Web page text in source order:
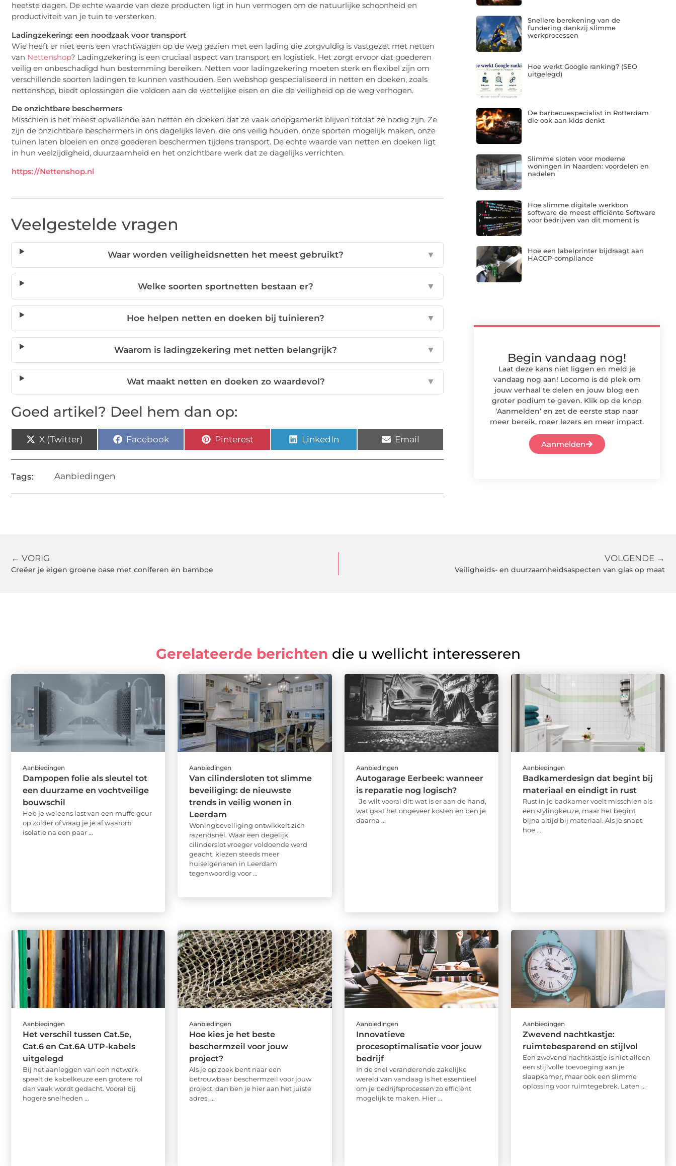
heetste dagen. De echte waarde van deze producten ligt in hun vermogen om de natuurlijke schoonheid en
productiviteit van je tuin te versterken.
Ladingzekering: een noodzaak voor transport
Wie heeft er niet eens een vrachtwagen op de weg gezien met een lading die zorgvuldig is vastgezet met netten
van Nettenshop? Ladingzekering is een cruciaal aspect van transport en logistiek. Het zorgt ervoor dat goederen
veilig en onbeschadigd hun bestemming bereiken. Netten voor ladingzekering moeten sterk en flexibel zijn om
verschillende soorten ladingen te kunnen vasthouden. Een webshop gespecialiseerd in netten en doeken, zoals
nettenshop, biedt oplossingen die voldoen aan de wettelijke eisen en die de veiligheid op de weg verhogen.
De onzichtbare beschermers
Misschien is het meest opvallende aan netten en doeken dat ze vaak onopgemerkt blijven totdat ze nodig zijn. Ze
zijn de onzichtbare beschermers in ons dagelijks leven, die ons veilig houden, onze sporten mogelijk maken, onze
tuinen laten bloeien en onze goederen beschermen tijdens transport. De echte waarde van netten en doeken ligt
in hun veelzijdigheid, duurzaamheid en het onzichtbare werk dat ze dagelijks verrichten.
https://Nettenshop.nl
Veelgestelde vragen
Waar worden veiligheidsnetten het meest gebruikt? ▼
Welke soorten sportnetten bestaan er? ▼
Hoe helpen netten en doeken bij tuinieren? ▼
Waarom is ladingzekering met netten belangrijk? ▼
Wat maakt netten en doeken zo waardevol? ▼
Goed artikel? Deel hem dan op:
X (Twitter) Facebook Pinterest LinkedIn Email
Tags: Aanbiedingen
Snellere berekening van de
fundering dankzij slimme
werkprocessen
Hoe werkt Google ranking? (SEO
uitgelegd)
De barbecuespecialist in Rotterdam
die ook aan kids denkt
Slimme sloten voor moderne
woningen in Naarden: voordelen en
nadelen
Hoe slimme digitale werkbon
software de meest efficiënte Software
voor bedrijven van dit moment is
Hoe een labelprinter bijdraagt aan
HACCP-compliance
Begin vandaag nog!
Laat deze kans niet liggen en meld je
vandaag nog aan! Locomo is dé plek om
jouw verhaal te delen en jouw blog een
groter podium te geven. Klik op de knop
‘Aanmelden’ en zet de eerste stap naar
meer bereik, meer lezers en meer impact.
Aanmelden
← VORIG
Creëer je eigen groene oase met coniferen en bamboe
VOLGENDE →
Veiligheids- en duurzaamheidsaspecten van glas op maat
Gerelateerde berichten die u wellicht interesseren
Aanbiedingen
Dampopen folie als sleutel tot
een duurzame en vochtveilige
bouwschil
Heb je weleens last van een muffe geur
op zolder of vraag je je af waarom
isolatie na een paar ...
Aanbiedingen
Van cilindersloten tot slimme
beveiliging: de nieuwste
trends in veilig wonen in
Leerdam
Woningbeveiliging ontwikkelt zich
razendsnel. Waar een degelijk
cilinderslot vroeger voldoende werd
geacht, kiezen steeds meer
huiseigenaren in Leerdam
tegenwoordig voor ...
Aanbiedingen
Autogarage Eerbeek: wanneer
is reparatie nog logisch?
Je wilt vooral dit: wat is er aan de hand,
wat gaat het ongeveer kosten en ben je
daarna ...
Aanbiedingen
Badkamerdesign dat begint bij
materiaal en eindigt in rust
Rust in je badkamer voelt misschien als
een stylingkeuze, maar het begint
bijna altijd bij materiaal. Als je snapt
hoe ...
Aanbiedingen
Het verschil tussen Cat.5e,
Cat.6 en Cat.6A UTP-kabels
uitgelegd
Bij het aanleggen van een netwerk
speelt de kabelkeuze een grotere rol
dan vaak wordt gedacht. Vooral bij
hogere snelheden ...
Aanbiedingen
Hoe kies je het beste
beschermzeil voor jouw
project?
Als je op zoek bent naar een
betrouwbaar beschermzeil voor jouw
project, dan ben je hier aan het juiste
adres. ...
Aanbiedingen
Innovatieve
procesoptimalisatie voor jouw
bedrijf
In de snel veranderende zakelijke
wereld van vandaag is het essentieel
om je bedrijfsprocessen zo efficiënt
mogelijk te maken. Hier ...
Aanbiedingen
Zwevend nachtkastje:
ruimtebesparend en stijlvol
Een zwevend nachtkastje is niet alleen
een stijlvolle toevoeging aan je
slaapkamer, maar ook een slimme
oplossing voor ruimtegebrek. Laten ...